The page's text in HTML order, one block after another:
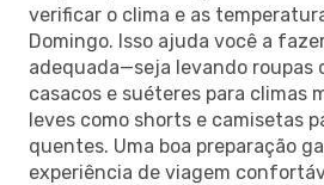
verificar o clima e as
Domingo. Isso ajuda você a
adequada—seja levando roupas
casacos e suéteres para climas
leves como shorts e camisetas
quentes. Uma boa preparação
experiência de viagem